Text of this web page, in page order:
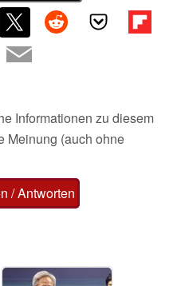
Informationen zu diesem
Meinung (auch ohne
/ Antworten